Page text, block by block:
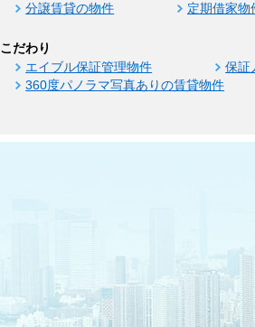
分譲賃貸の物件
定期借家物
こだわり
エイブル保証管理物件 保証
360度パノラマ写真ありの賃貸物件